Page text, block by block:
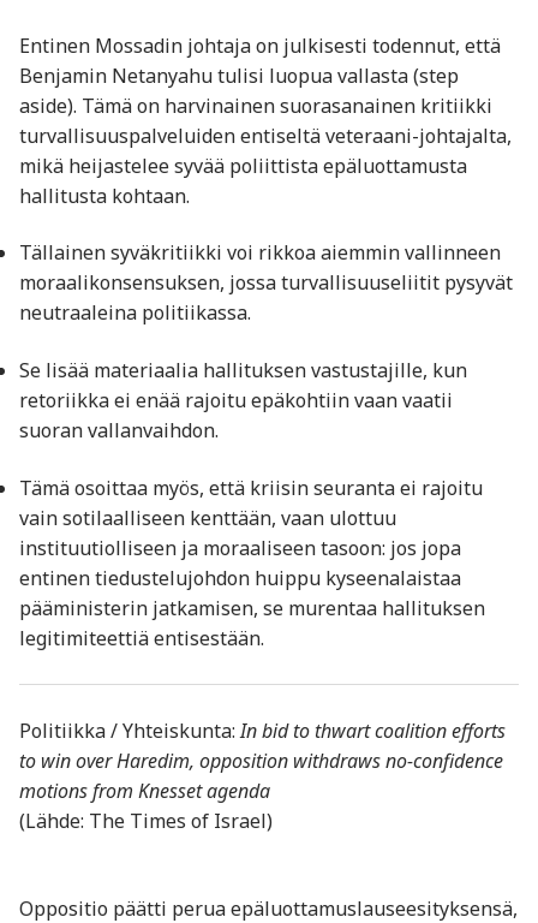
Entinen Mossadin johtaja on julkisesti todennut, että
Benjamin Netanyahu tulisi luopua vallasta (step
aside). Tämä on harvinainen suorasanainen kritiikki
turvallisuuspalveluiden entiseltä veteraani-johtajalta,
mikä heijastelee syvää poliittista epäluottamusta
hallitusta kohtaan.
Tällainen syväkritiikki voi rikkoa aiemmin vallinneen
moraalikonsensuksen, jossa turvallisuuseliitit pysyvät
neutraaleina politiikassa.
Se lisää materiaalia hallituksen vastustajille, kun
retoriikka ei enää rajoitu epäkohtiin vaan vaatii
suoran vallanvaihdon.
Tämä osoittaa myös, että kriisin seuranta ei rajoitu
vain sotilaalliseen kenttään, vaan ulottuu
instituutiolliseen ja moraaliseen tasoon: jos jopa
entinen tiedustelujohdon huippu kyseenalaistaa
pääministerin jatkamisen, se murentaa hallituksen
legitimiteettiä entisestään.
Politiikka / Yhteiskunta:In bid to thwart coalition efforts
to win over Haredim, opposition withdraws no-confidence
motions from Knesset agenda
(Lähde: The Times of Israel)
Oppositio päätti perua epäluottamuslauseesityksensä,